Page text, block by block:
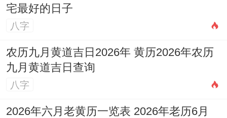
宅最好的日子
八字
农历九月黄道吉日2026年 黄历2026年农历
九月黄道吉日查询
八字
2026年六月老黄历一览表 2026年老历6月